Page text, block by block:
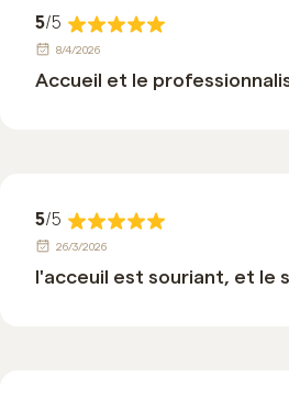
5/5
8/4/2026
Accueil et le
5/5
26/3/2026
l'acceuil est souriant, et le